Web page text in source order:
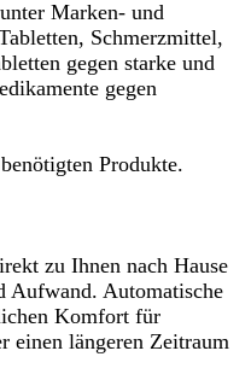
Marken- und
Schmerzmittel,
gegen starke und
gegen
Produkte.
zu Ihnen nach Hause
Aufwand. Automatische
Komfort für
einen längeren Zeitraum